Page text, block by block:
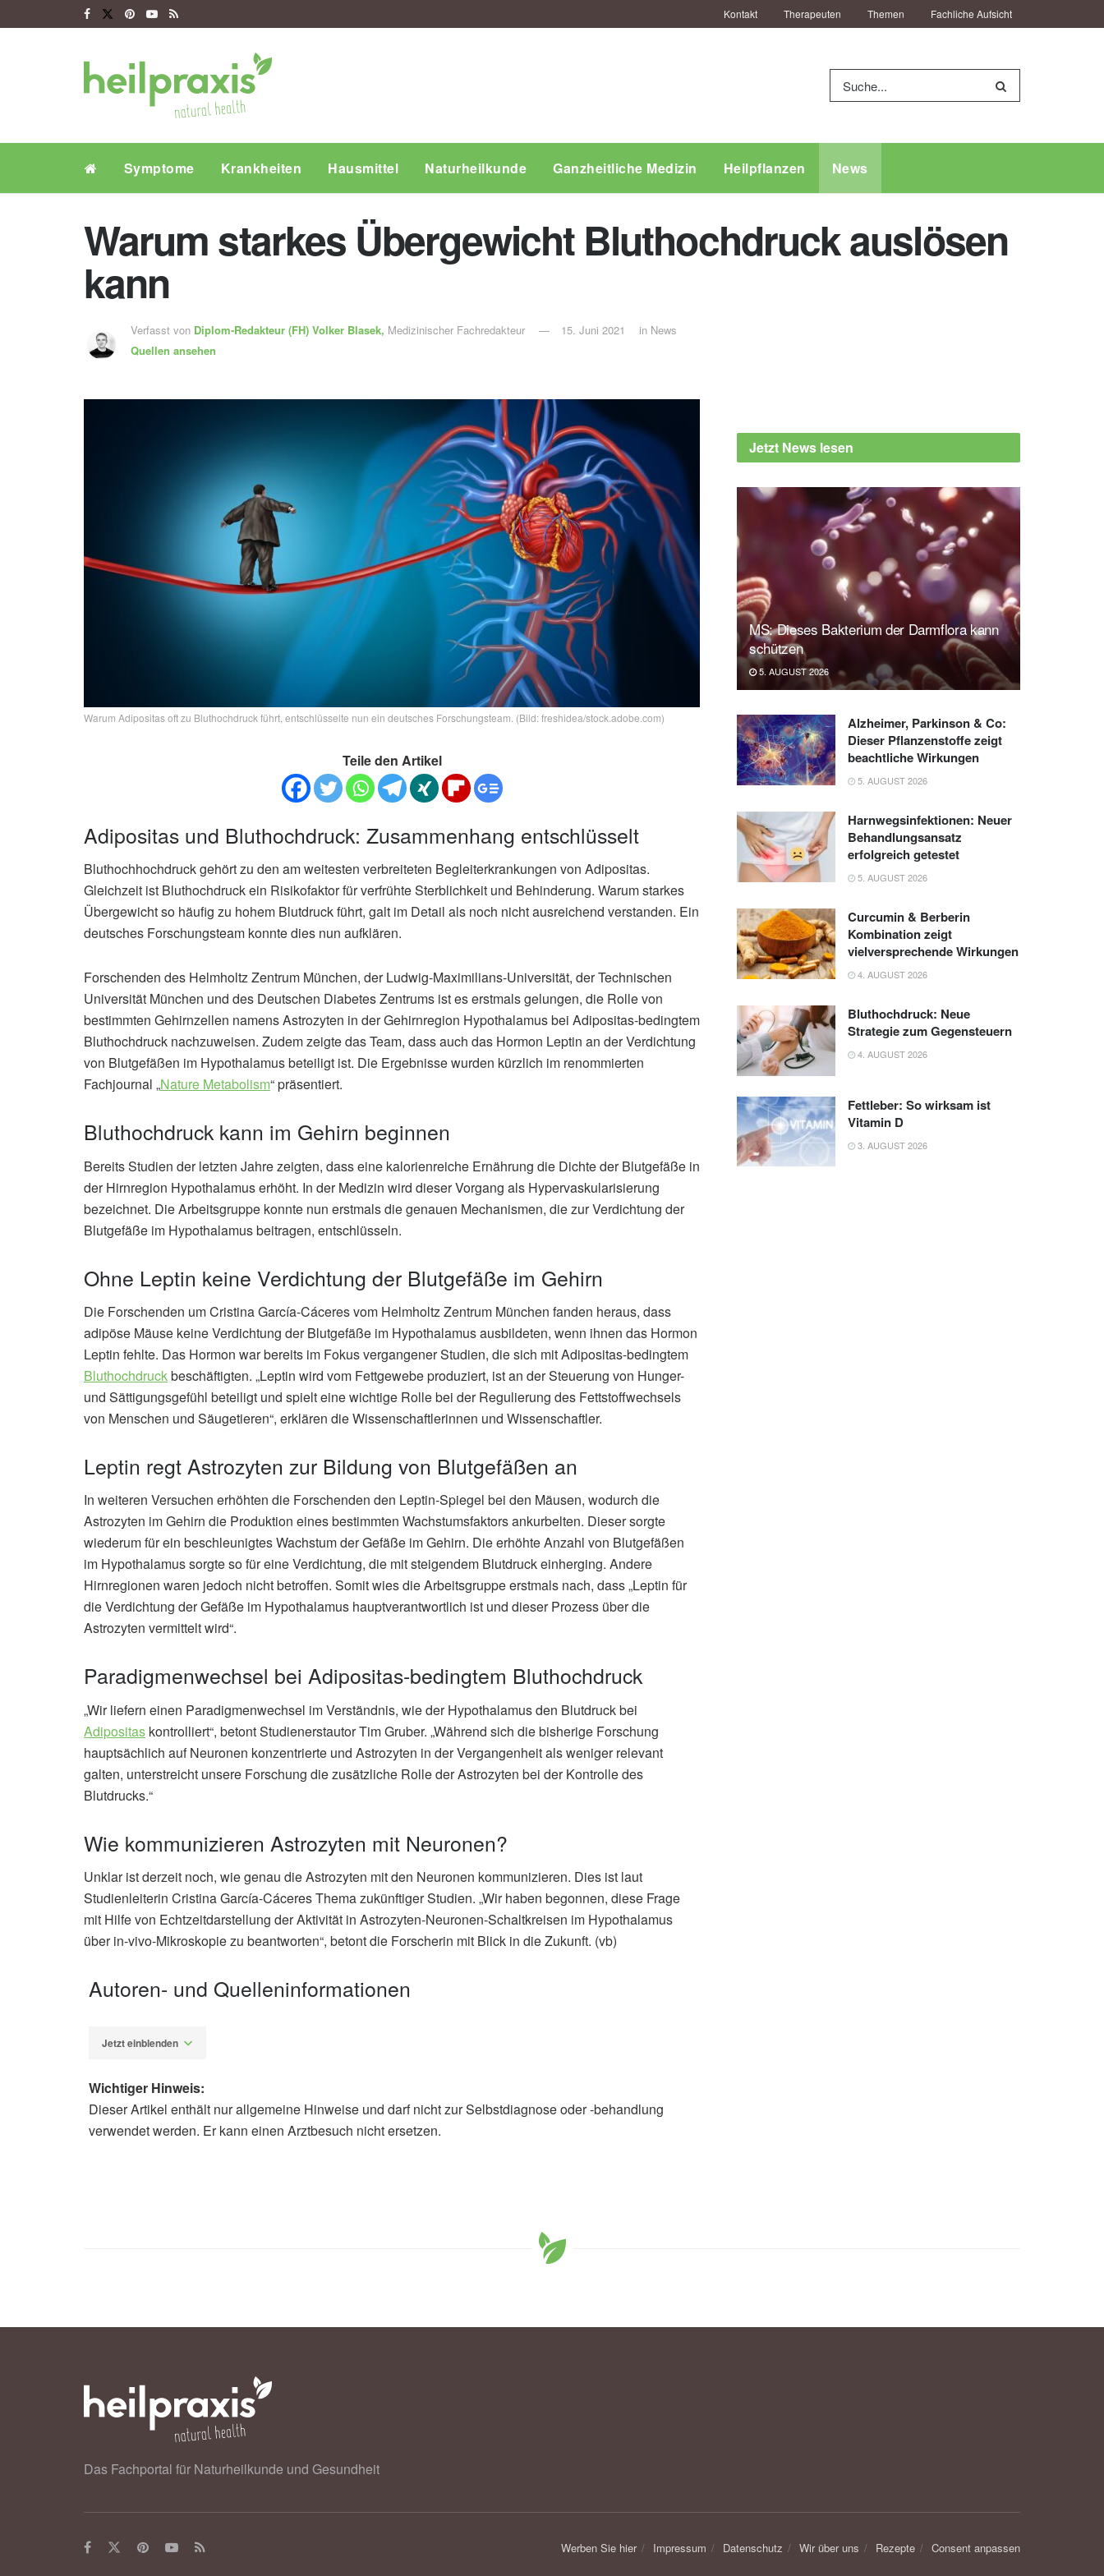
Kontakt Therapeuten Themen Fachliche Aufsicht
Symptome Krankheiten Hausmittel Naturheilkunde Ganzheitliche Medizin Heilpflanzen News
Warum starkes Übergewicht Bluthochdruck auslösen
kann
Verfasst von Diplom-Redakteur (FH) Volker Blasek, Medizinischer Fachredakteur
Quellen ansehen
15. Juni 2021 in News
Warum Adipositas oft zu Bluthochdruck führt, entschlüsselte nun ein deutsches Forschungsteam. (Bild: freshidea/stock.adobe.com)
Teile den Artikel
Adipositas und Bluthochdruck: Zusammenhang entschlüsselt
Bluthochhochdruck gehört zu den am weitesten verbreiteten Begleiterkrankungen von Adipositas.
Gleichzeit ist Bluthochdruck ein Risikofaktor für verfrühte Sterblichkeit und Behinderung. Warum starkes
Übergewicht so häufig zu hohem Blutdruck führt, galt im Detail als noch nicht ausreichend verstanden. Ein
deutsches Forschungsteam konnte dies nun aufklären.
Forschenden des Helmholtz Zentrum München, der Ludwig-Maximilians-Universität, der Technischen
Universität München und des Deutschen Diabetes Zentrums ist es erstmals gelungen, die Rolle von
bestimmten Gehirnzellen namens Astrozyten in der Gehirnregion Hypothalamus bei Adipositas-bedingtem
Bluthochdruck nachzuweisen. Zudem zeigte das Team, dass auch das Hormon Leptin an der Verdichtung
von Blutgefäßen im Hypothalamus beteiligt ist. Die Ergebnisse wurden kürzlich im renommierten
Fachjournal „Nature Metabolism“ präsentiert.
Bluthochdruck kann im Gehirn beginnen
Bereits Studien der letzten Jahre zeigten, dass eine kalorienreiche Ernährung die Dichte der Blutgefäße in
der Hirnregion Hypothalamus erhöht. In der Medizin wird dieser Vorgang als Hypervaskularisierung
bezeichnet. Die Arbeitsgruppe konnte nun erstmals die genauen Mechanismen, die zur Verdichtung der
Blutgefäße im Hypothalamus beitragen, entschlüsseln.
Ohne Leptin keine Verdichtung der Blutgefäße im Gehirn
Die Forschenden um Cristina García-Cáceres vom Helmholtz Zentrum München fanden heraus, dass
adipöse Mäuse keine Verdichtung der Blutgefäße im Hypothalamus ausbildeten, wenn ihnen das Hormon
Leptin fehlte. Das Hormon war bereits im Fokus vergangener Studien, die sich mit Adipositas-bedingtem
Bluthochdruckbeschäftigten. „Leptin wird vom Fettgewebe produziert, ist an der Steuerung von Hunger-
und Sättigungsgefühl beteiligt und spielt eine wichtige Rolle bei der Regulierung des Fettstoffwechsels
von Menschen und Säugetieren“, erklären die Wissenschaftlerinnen und Wissenschaftler.
Leptin regt Astrozyten zur Bildung von Blutgefäßen an
In weiteren Versuchen erhöhten die Forschenden den Leptin-Spiegel bei den Mäusen, wodurch die
Astrozyten im Gehirn die Produktion eines bestimmten Wachstumsfaktors ankurbelten. Dieser sorgte
wiederum für ein beschleunigtes Wachstum der Gefäße im Gehirn. Die erhöhte Anzahl von Blutgefäßen
im Hypothalamus sorgte so für eine Verdichtung, die mit steigendem Blutdruck einherging. Andere
Hirnregionen waren jedoch nicht betroffen. Somit wies die Arbeitsgruppe erstmals nach, dass „Leptin für
die Verdichtung der Gefäße im Hypothalamus hauptverantwortlich ist und dieser Prozess über die
Astrozyten vermittelt wird“.
Paradigmenwechsel bei Adipositas-bedingtem Bluthochdruck
„Wir liefern einen Paradigmenwechsel im Verständnis, wie der Hypothalamus den Blutdruck bei
Adipositas kontrolliert“, betont Studienerstautor Tim Gruber. „Während sich die bisherige Forschung
hauptsächlich auf Neuronen konzentrierte und Astrozyten in der Vergangenheit als weniger relevant
galten, unterstreicht unsere Forschung die zusätzliche Rolle der Astrozyten bei der Kontrolle des
Blutdrucks.“
Wie kommunizieren Astrozyten mit Neuronen?
Unklar ist derzeit noch, wie genau die Astrozyten mit den Neuronen kommunizieren. Dies ist laut
Studienleiterin Cristina García-Cáceres Thema zukünftiger Studien. „Wir haben begonnen, diese Frage
mit Hilfe von Echtzeitdarstellung der Aktivität in Astrozyten-Neuronen-Schaltkreisen im Hypothalamus
über in-vivo-Mikroskopie zu beantworten“, betont die Forscherin mit Blick in die Zukunft. (vb)
Autoren- und Quelleninformationen
Jetzt einblenden
Diplom-Redakteur (FH) Volker Blasek
Wichtiger Hinweis:
Dieser Artikel enthält nur allgemeine Hinweise und darf nicht zur Selbstdiagnose oder -behandlung
verwendet werden. Er kann einen Arztbesuch nicht ersetzen.
Jetzt News lesen
MS: Dieses Bakterium der Darmflora kann
schützen
5. AUGUST 2026
Alzheimer, Parkinson & Co:
Dieser Pflanzenstoffe zeigt
beachtliche Wirkungen
5. AUGUST 2026
Harnwegsinfektionen: Neuer
Behandlungsansatz
erfolgreich getestet
5. AUGUST 2026
Curcumin & Berberin
Kombination zeigt
vielversprechende Wirkungen
4. AUGUST 2026
Bluthochdruck: Neue
Strategie zum Gegensteuern
4. AUGUST 2026
Fettleber: So wirksam ist
Vitamin D
3. AUGUST 2026
Das Fachportal für Naturheilkunde und Gesundheit
Werben Sie hier Impressum Datenschutz Wir über uns Rezepte Consent anpassen